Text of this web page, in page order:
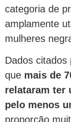
categoria de
amplamente
mulheres
Dados citados
que mais de
relataram ter
pelo menos
proporção